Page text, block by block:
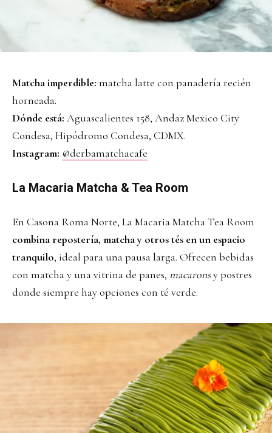
Matcha imperdible: matcha latte con panadería recién
horneada.
Dónde está: Aguascalientes 158, Andaz Mexico City
Condesa, Hipódromo Condesa, CDMX.
Instagram: @derbamatchacafe
La Macaria Matcha & Tea Room
En Casona Roma Norte, La Macaria Matcha Tea Room
combina repostería, matcha y otros tés en un espacio
tranquilo, ideal para una pausa larga. Ofrecen bebidas
con matcha y una vitrina de panes, macaronsy postres
donde siempre hay opciones con té verde.